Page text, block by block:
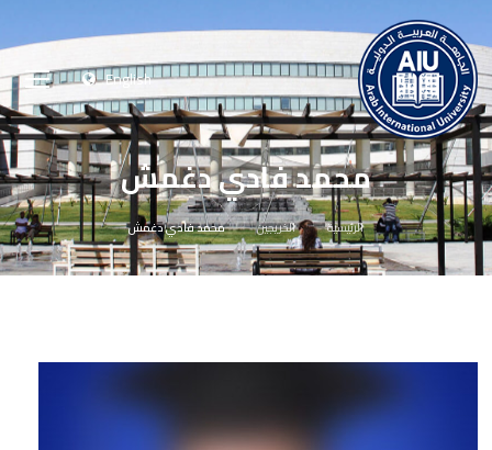
English
محمد فادي دغمش
الرئيسية الخريجين محمد فادي دغمش